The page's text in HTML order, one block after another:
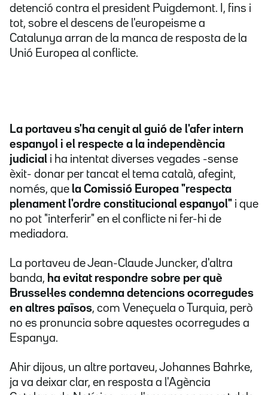
detenció contra el president Puigdemont. I, fins i
tot, sobre el descens de l'europeisme a
Catalunya arran de la manca de resposta de la
Unió Europea al conflicte.
La portaveu s'ha cenyit al guió de l'afer intern
espanyol i el respecte a la independència
judicial i ha intentat diverses vegades -sense
èxit- donar per tancat el tema català, afegint,
només, que la Comissió Europea "respecta
plenament l'ordre constitucional espanyol" i que
no pot "interferir" en el conflicte ni fer-hi de
mediadora.
La portaveu de Jean-Claude Juncker, d'altra
banda, ha evitat respondre sobre per què
Brussel·les condemna detencions ocorregudes
en altres països, com Veneçuela o Turquia, però
no es pronuncia sobre aquestes ocorregudes a
Espanya.
Ahir dijous, un altre portaveu, Johannes Bahrke,
ja va deixar clar, en resposta a l'Agència